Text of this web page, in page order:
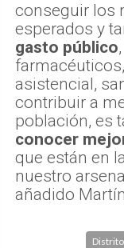
conseguir los
esperados y
gasto público
asistencial,
contribuir a
población, es
conocer
que están en
nuestro
añadido